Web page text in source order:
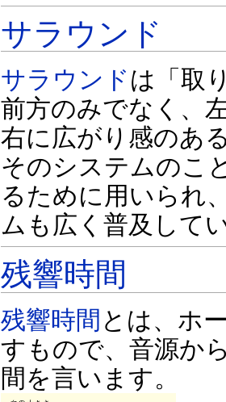
サラウンド
サラウンド は「取
前方のみでなく、
右に広がり感のあ
そのシステムのこ
るために用いられ
ムも広く普及して
残響時間
残響時間 とは、ホ
すもので、音源か
間を言います。